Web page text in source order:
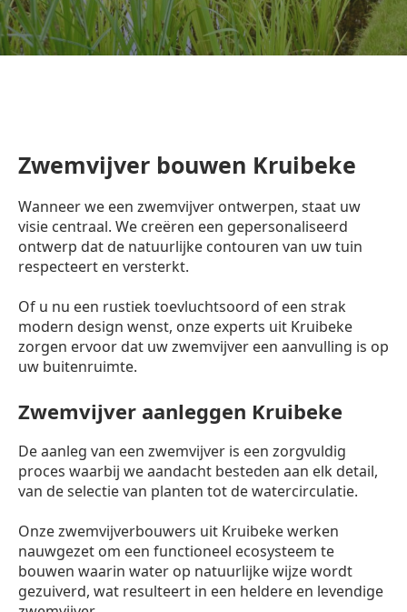
Zwemvijver bouwen Kruibeke
Wanneer we een zwemvijver ontwerpen, staat uw
visie centraal. We creëren een gepersonaliseerd
ontwerp dat de natuurlijke contouren van uw tuin
respecteert en versterkt.
Of u nu een rustiek toevluchtsoord of een strak
modern design wenst, onze experts uit Kruibeke
zorgen ervoor dat uw zwemvijver een aanvulling is op
uw buitenruimte.
Zwemvijver aanleggen Kruibeke
De aanleg van een zwemvijver is een zorgvuldig
proces waarbij we aandacht besteden aan elk detail,
van de selectie van planten tot de watercirculatie.
Onze zwemvijverbouwers uit Kruibeke werken
nauwgezet om een functioneel ecosysteem te
bouwen waarin water op natuurlijke wijze wordt
gezuiverd, wat resulteert in een heldere en levendige